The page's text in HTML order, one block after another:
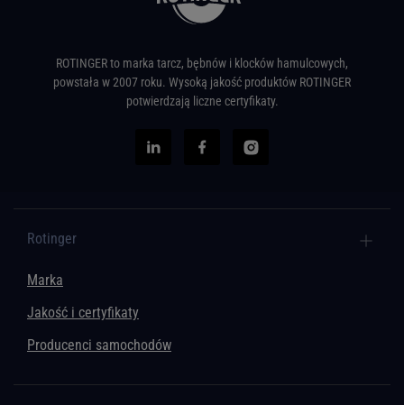
ROTINGER to marka tarcz, bębnów i klocków hamulcowych,
powstała w 2007 roku. Wysoką jakość produktów ROTINGER
potwierdzają liczne certyfikaty.
Rotinger
Marka
Jakość i certyfikaty
Producenci samochodów